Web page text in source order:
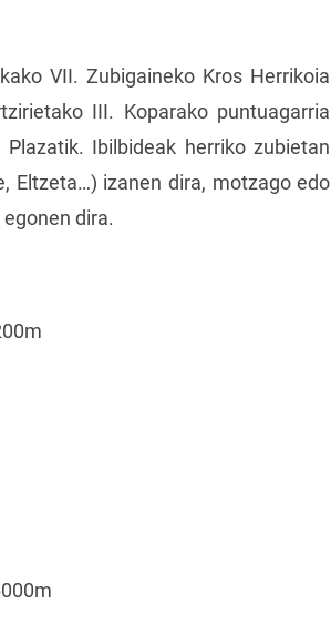
VII. Zubigaineko Kros Herrikoia
III. Koparako puntuagarria
Ibilbideak herriko zubietan
Eltzeta…) izanen dira, motzago edo
dira.